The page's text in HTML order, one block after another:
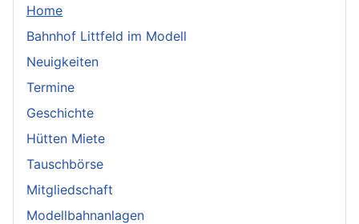
Home
Bahnhof Littfeld im Modell
Neuigkeiten
Termine
Geschichte
Hütten Miete
Tauschbörse
Mitgliedschaft
Modellbahnanlagen